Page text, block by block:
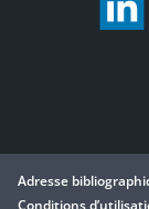
Adresse
Conditions